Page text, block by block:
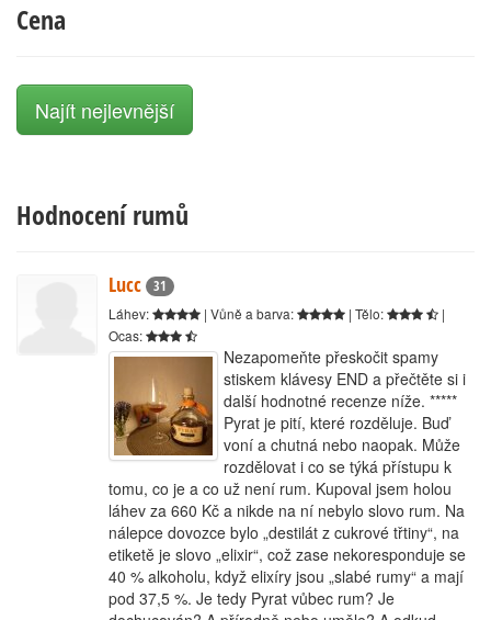
Cena
Najít nejlevnější
Hodnocení rumů
Lucc
31
Láhev:
| Vůně a barva: | Tělo:
|
Ocas:
Nezapomeňte přeskočit spamy
stiskem klávesy END a přečtěte si i
další hodnotné recenze níže. *****
Pyrat je pití, které rozděluje. Buď
voní a chutná nebo naopak. Může
rozdělovat i co se týká přístupu k
tomu, co je a co už není rum. Kupoval jsem holou
láhev za 660 Kč a nikde na ní nebylo slovo rum. Na
nálepce dovozce bylo „destilát z cukrové třtiny“, na
etiketě je slovo „elixir“, což zase nekoresponduje se
40 % alkoholu, když elixíry jsou „slabé rumy“ a mají
pod 37,5 %. Je tedy Pyrat vůbec rum? Je